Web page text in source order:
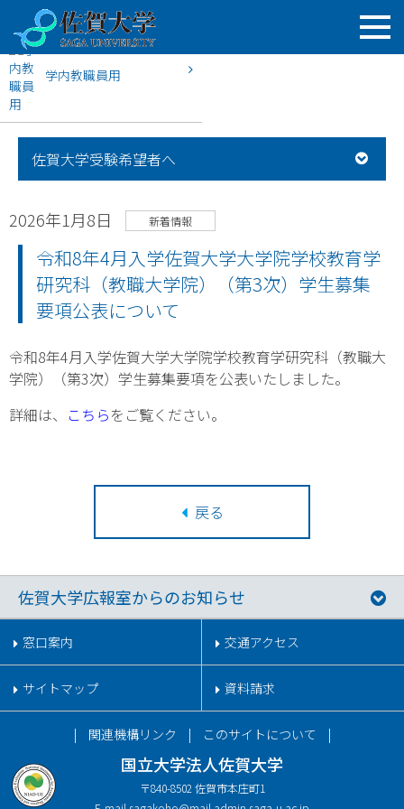
学内教職員用
HOME
佐賀大学受験希望者へ
2026年1月8日 新着情報
令和8年4月入学佐賀大学大学院学校教育学
研究科（教職大学院）（第3次）学生募集
要項公表について
令和8年4月入学佐賀大学大学院学校教育学研究科（教職大
学院）（第3次）学生募集要項を公表いたしました。
詳細は、 こちらをご覧ください。
戻る
佐賀大学広報室からのお知らせ
窓口案内 交通アクセス
サイトマップ 資料請求
国立大学法人佐賀大学
〒840-8502 佐賀市本庄町1
関連機構リンク このサイトについて